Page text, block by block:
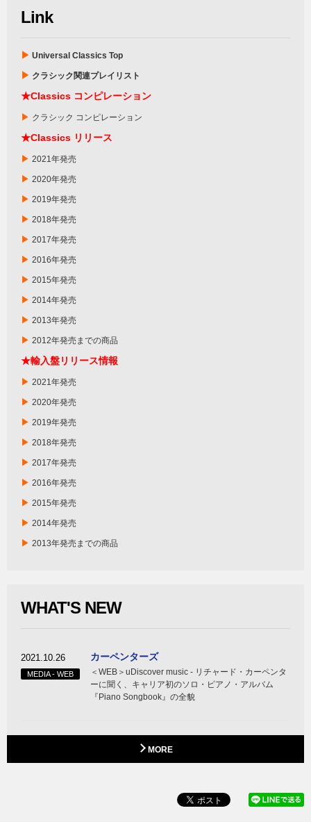
Link
▶ Universal Classics Top
▶ クラシック関連プレイリスト
★Classics コンピレーション
▶ クラシック コンピレーション
★Classics リリース
▶ 2021年発売
▶ 2020年発売
▶ 2019年発売
▶ 2018年発売
▶ 2017年発売
▶ 2016年発売
▶ 2015年発売
▶ 2014年発売
▶ 2013年発売
▶ 2012年発売までの商品
★輸入盤リリース情報
▶ 2021年発売
▶ 2020年発売
▶ 2019年発売
▶ 2018年発売
▶ 2017年発売
▶ 2016年発売
▶ 2015年発売
▶ 2014年発売
▶ 2013年発売までの商品
WHAT'S NEW
2021.10.26
MEDIA - WEB
カーペンターズ
＜WEB＞uDiscover music ‐ リチャード・カーペンタ
ーに聞く、キャリア初のソロ・ピアノ・アルバム
『Piano Songbook』の全貌
MORE